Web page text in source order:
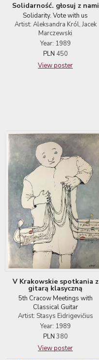
Solidarność. głosuj z nami
Solidarity. Vote with us
Artist: Aleksandra Król, Jacek
Marczewski
Year: 1989
PLN 450
View poster
V Krakowskie spotkania z
gitarą klasyczną
5th Cracow Meetings with
Classical Guitar
Artist: Stasys Eidrigevičius
Year: 1989
PLN 380
View poster